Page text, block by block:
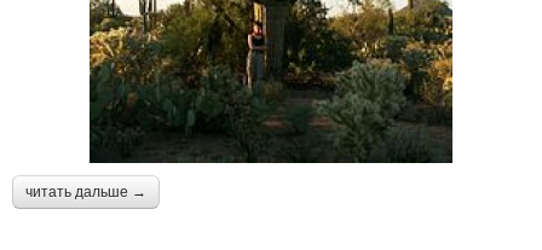
читать дальше →